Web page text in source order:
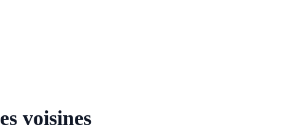
voisines